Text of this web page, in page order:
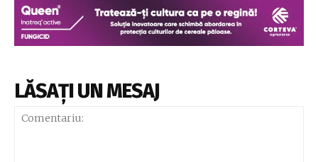
LĂSAȚI UN MESAJ